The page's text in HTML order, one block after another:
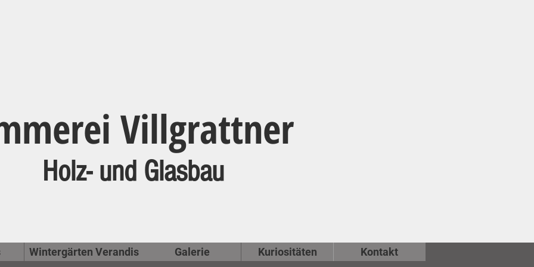
Villgrattner
Holz- und Glasbau
Wintergärten Verandis Galerie Kontakt
Kuriositäten